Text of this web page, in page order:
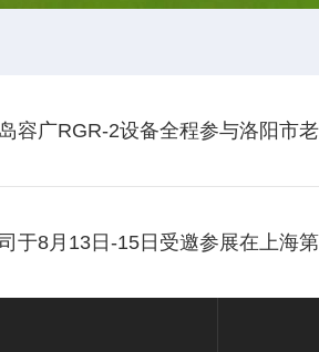
容广RGR-2设备全程参与洛阳市
于8月13日-15日受邀参展在上海